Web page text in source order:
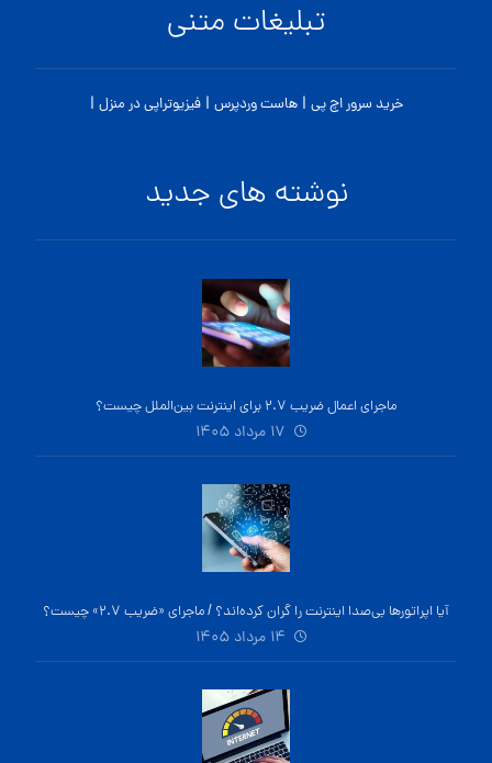
تبلیغات متنی
خرید سرور اچ پی |هاست وردپرس |فیزیوتراپی در منزل |
نوشته های جدید
ماجرای اعمال ضریب ۲.۷ برای اینترنت بین‌الملل چیست؟
۱۷ مرداد ۱۴۰۵
آیا اپراتورها بی‌صدا اینترنت را گران کرده‌اند؟ / ماجرای «ضریب ۲.۷» چیست؟
۱۴ مرداد ۱۴۰۵